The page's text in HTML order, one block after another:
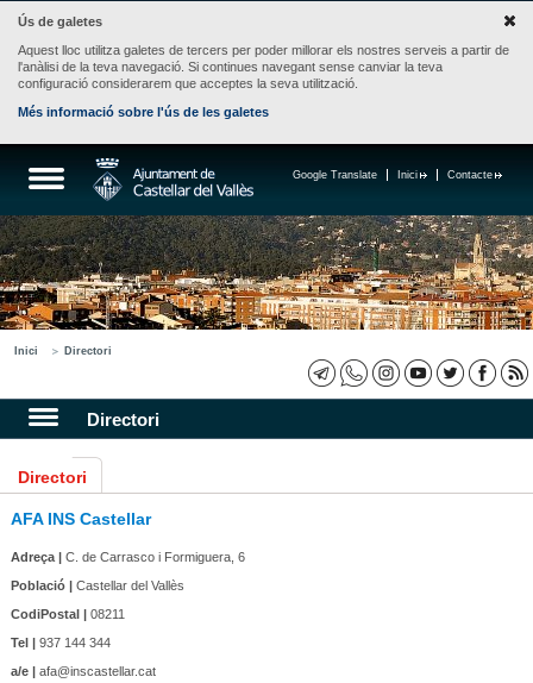
Ús de galetes
Aquest lloc utilitza galetes de tercers per poder millorar els nostres serveis a partir de
l'anàlisi de la teva navegació. Si continues navegant sense canviar la teva
configuració considerarem que acceptes la seva utilització.
Més informació sobre l'ús de les galetes
Contacte
Inici
Google Translate
Inici Directori
Directori
Directori
AFA INS Castellar
Adreça |C. de Carrasco i Formiguera, 6
Població |Castellar del Vallès
CodiPostal |08211
Tel |937 144 344
a/e |afa@inscastellar.cat